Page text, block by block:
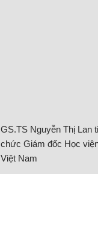
GS.TS Nguyễn Thị Lan
chức Giám đốc Học
Việt Nam